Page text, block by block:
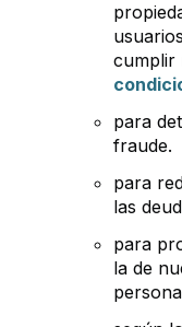
cumplir
para
fraude.
para
las
para
la de